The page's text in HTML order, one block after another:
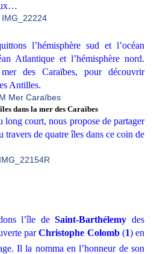
l’hémisphère sud et l’océan
Atlantique et l’hémisphère nord.
des Caraïbes, pour découvrir
Antilles.
dans la mer des Caraïbes
long court, nous propose de partager
travers de quatre îles dans ce coin de
l’île deSaint-Barthélemy des
parChristophe Colomb(1) en
Il la nomma en l’honneur de son